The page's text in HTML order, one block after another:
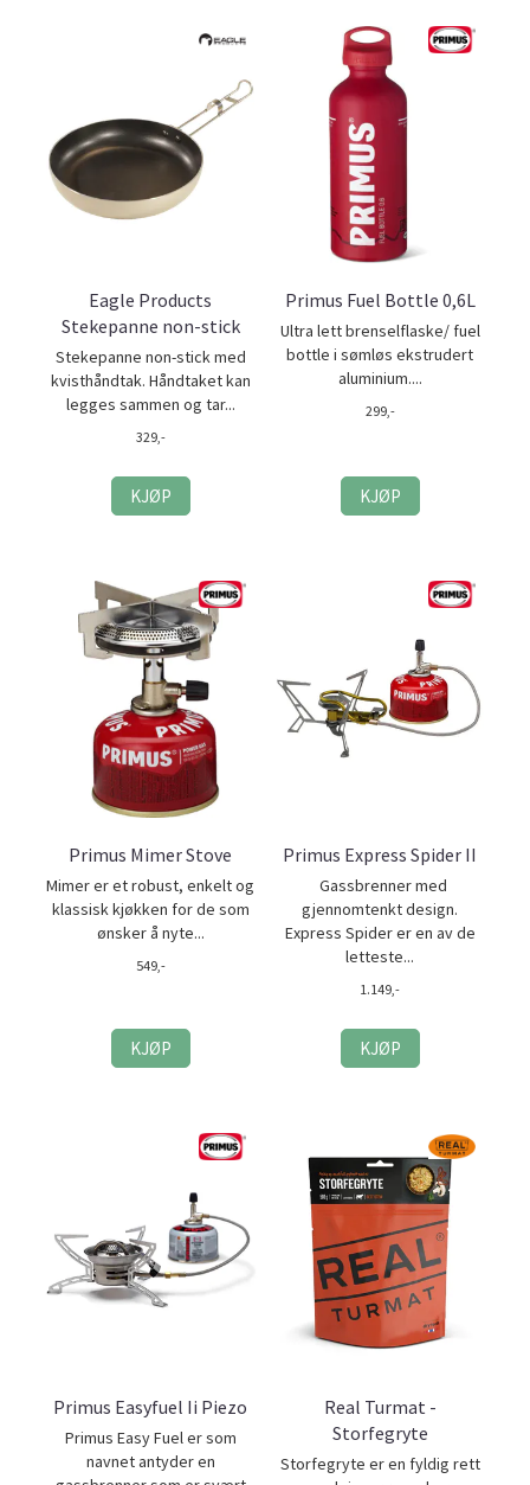
Eagle Products
Stekepanne non-stick
Stekepanne non-stick med
kvisthåndtak. Håndtaket kan
legges sammen og tar...
329,-
KJØP
Primus Fuel Bottle 0,6L
Ultra lett brenselflaske/ fuel
bottle i sømløs ekstrudert
aluminium....
299,-
KJØP
Primus Mimer Stove
Mimer er et robust, enkelt og
klassisk kjøkken for de som
ønsker å nyte...
549,-
KJØP
Primus Express Spider II
Gassbrenner med
gjennomtenkt design.
Express Spider er en av de
letteste...
1.149,-
KJØP
Primus Easyfuel Ii Piezo
Primus Easy Fuel er som
navnet antyder en
Real Turmat -
Storfegryte
Storfegryte er en fyldig rett